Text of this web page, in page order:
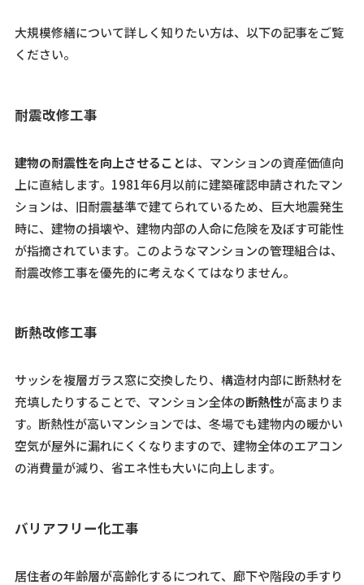
大規模修繕について詳しく知りたい方は、以下の記事をご覧
ください。
耐震改修工事
建物の耐震性を向上させることは、マンションの資産価値向
上に直結します。1981年6月以前に建築確認申請されたマン
ションは、旧耐震基準で建てられているため、巨大地震発生
時に、建物の損壊や、建物内部の人命に危険を及ぼす可能性
が指摘されています。このようなマンションの管理組合は、
耐震改修工事を優先的に考えなくてはなりません。
断熱改修工事
サッシを複層ガラス窓に交換したり、構造材内部に断熱材を
充填したりすることで、マンション全体の断熱性が高まりま
す。断熱性が高いマンションでは、冬場でも建物内の暖かい
空気が屋外に漏れにくくなりますので、建物全体のエアコン
の消費量が減り、省エネ性も大いに向上します。
バリアフリー化工事
居住者の年齢層が高齢化するにつれて、廊下や階段の手すり